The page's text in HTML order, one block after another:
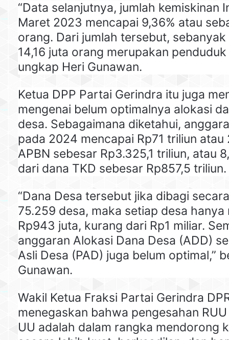
“Data selanjutnya, jumlah kemiskinan
Maret 2023 mencapai 9,36% atau
orang. Dari jumlah tersebut,
14,16 juta orang merupakan penduduk
ungkap Heri Gunawan.
Ketua DPP Partai Gerindra itu juga
mengenai belum optimalnya alokasi
desa. Sebagaimana diketahui,
pada 2024 mencapai Rp71 triliun atau
APBN sebesar Rp3.325,1 triliun, atau
dari dana TKD sebesar Rp857,5 triliun.
“Dana Desa tersebut jika dibagi
75.259 desa, maka setiap desa
Rp943 juta, kurang dari Rp1 miliar.
anggaran Alokasi Dana Desa (ADD)
Asli Desa (PAD) juga belum optimal,”
Gunawan.
Wakil Ketua Fraksi Partai Gerindra
menegaskan bahwa pengesahan
UU adalah dalam rangka mendorong